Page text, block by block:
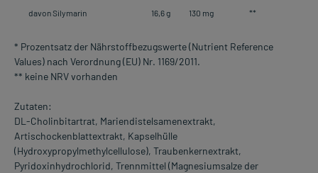
davon Silymarin 16,6 g 130 mg **
* Prozentsatz der Nährstoffbezugswerte (Nutrient Reference
Values) nach Verordnung (EU) Nr. 1169/2011.
** keine NRV vorhanden
Zutaten:
DL-Cholinbitartrat, Mariendistelsamenextrakt,
Artischockenblattextrakt, Kapselhülle
(Hydroxypropylmethylcellulose), Traubenkernextrakt,
Pyridoxinhydrochlorid, Trennmittel (Magnesiumsalze der